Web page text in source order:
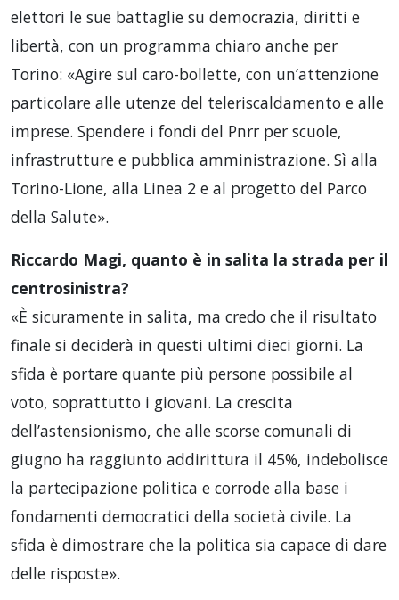
elettori le sue battaglie su democrazia, diritti e
libertà, con un programma chiaro anche per
Torino: «Agire sul caro-bollette, con un’attenzione
particolare alle utenze del teleriscaldamento e alle
imprese. Spendere i fondi del Pnrr per scuole,
infrastrutture e pubblica amministrazione. Sì alla
Torino-Lione, alla Linea 2 e al progetto del Parco
della Salute».
Riccardo Magi, quanto è in salita la strada per il
centrosinistra?
«È sicuramente in salita, ma credo che il risultato
finale si deciderà in questi ultimi dieci giorni. La
sfida è portare quante più persone possibile al
voto, soprattutto i giovani. La crescita
dell’astensionismo, che alle scorse comunali di
giugno ha raggiunto addirittura il 45%, indebolisce
la partecipazione politica e corrode alla base i
fondamenti democratici della società civile. La
sfida è dimostrare che la politica sia capace di dare
delle risposte».